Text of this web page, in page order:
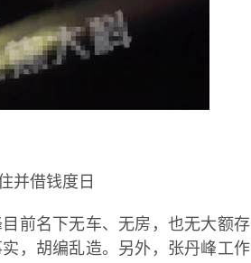
并借钱度日
前名下无车、无房，也无大额存
，胡编乱造。另外，张丹峰工作